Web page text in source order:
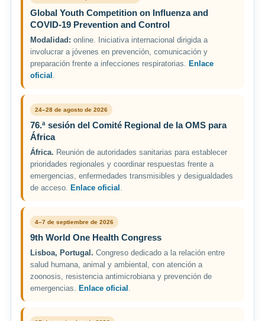
Global Youth Competition on Influenza and
COVID-19 Prevention and Control
Modalidad: online. Iniciativa internacional dirigida a
involucrar a jóvenes en prevención, comunicación y
preparación frente a infecciones respiratorias. Enlace
oficial
24–28 de agosto de 2026
76.ª sesión del Comité Regional de la OMS para
África
África. Reunión de autoridades sanitarias para establecer
prioridades regionales y coordinar respuestas frente a
emergencias, enfermedades transmisibles y desigualdades
de acceso. Enlace oficial
4–7 de septiembre de 2026
9th World One Health Congress
Lisboa, Portugal. Congreso dedicado a la relación entre
salud humana, animal y ambiental, con atención a
zoonosis, resistencia antimicrobiana y prevención de
emergencias. Enlace oficial